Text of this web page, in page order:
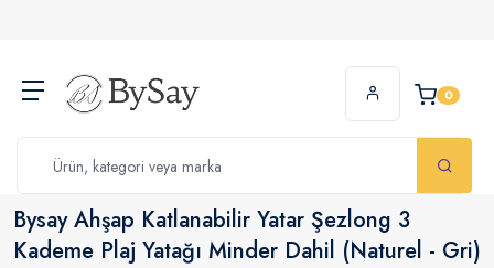
0
Bysay Ahşap Katlanabilir Yatar Şezlong 3
Kademe Plaj Yatağı Minder Dahil (Naturel - Gri)